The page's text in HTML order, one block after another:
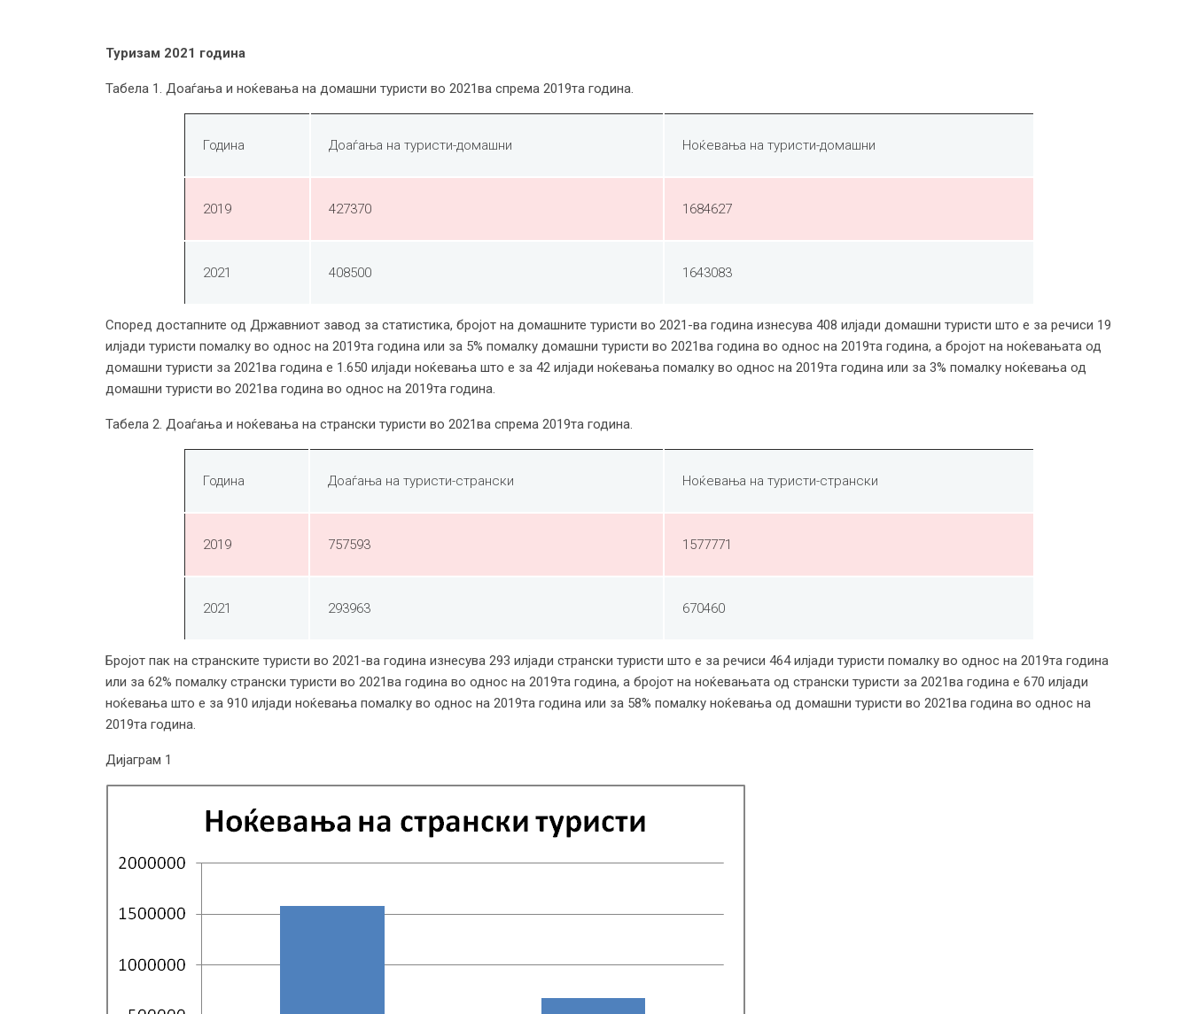
Туризам 2021 година
Табела 1. Доаѓања и ноќевања на домашни туристи во 2021ва спрема 2019та година.
Година Доаѓања на туристи-домашни Ноќевања на туристи-домашни
2019 427370 1684627
2021 408500 1643083
Според достапните од Државниот завод за статистика, бројот на домашните туристи во 2021-ва година изнесува 408 илјади домашни туристи што е за речиси 19
илјади туристи помалку во однос на 2019та година или за 5% помалку домашни туристи во 2021ва година во однос на 2019та година, а бројот на ноќевањата од
домашни туристи за 2021ва година е 1.650 илјади ноќевања што е за 42 илјади ноќевања помалку во однос на 2019та година или за 3% помалку ноќевања од
домашни туристи во 2021ва година во однос на 2019та година.
Табела 2. Доаѓања и ноќевања на странски туристи во 2021ва спрема 2019та година.
Година Доаѓања на туристи-странски Ноќевања на туристи-странски
2019 757593 1577771
2021 293963 670460
Бројот пак на странските туристи во 2021-ва година изнесува 293 илјади странски туристи што е за речиси 464 илјади туристи помалку во однос на 2019та година
или за 62% помалку странски туристи во 2021ва година во однос на 2019та година, а бројот на ноќевањата од странски туристи за 2021ва година е 670 илјади
ноќевања што е за 910 илјади ноќевања помалку во однос на 2019та година или за 58% помалку ноќевања од домашни туристи во 2021ва година во однос на
2019та година.
Дијаграм 1